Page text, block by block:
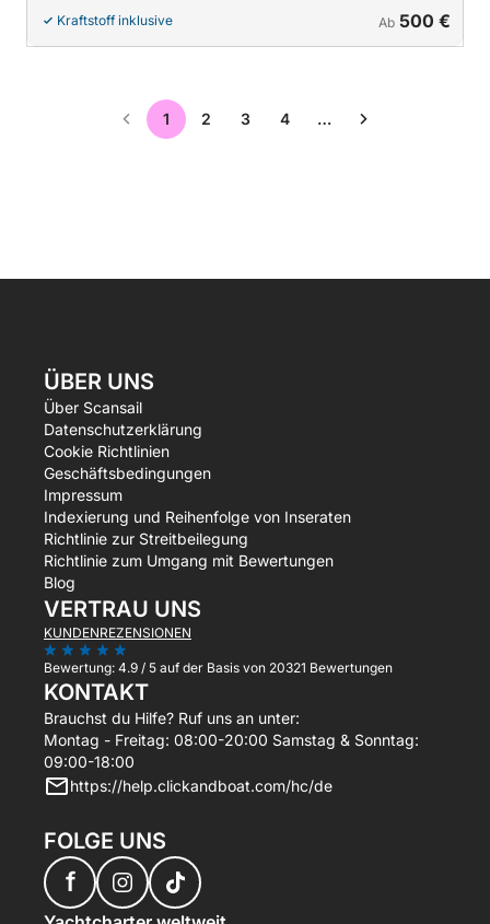
Kraftstoff inklusive Ab 500 €
1 2 3 4 …
ÜBER UNS
Über Scansail
Datenschutzerklärung
Cookie Richtlinien
Geschäftsbedingungen
Impressum
Indexierung und Reihenfolge von Inseraten
Richtlinie zur Streitbeilegung
Richtlinie zum Umgang mit Bewertungen
Blog
VERTRAU UNS
KUNDENREZENSIONEN
Bewertung: 4.9 / 5 auf der Basis von 20321 Bewertungen
KONTAKT
Brauchst du Hilfe? Ruf uns an unter:
Montag - Freitag: 08:00-20:00 Samstag & Sonntag:
09:00-18:00
https://help.clickandboat.com/hc/de
FOLGE UNS
f